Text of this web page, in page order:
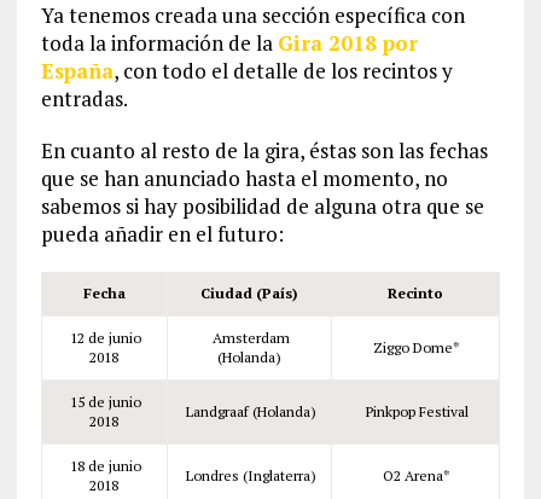
Ya tenemos creada una sección específica con
toda la información de la Gira 2018 por
España, con todo el detalle de los recintos y
entradas.
En cuanto al resto de la gira, éstas son las fechas
que se han anunciado hasta el momento, no
sabemos si hay posibilidad de alguna otra que se
pueda añadir en el futuro:
Fecha Ciudad (País) Recinto
12 de junio
2018
Amsterdam
(Holanda)
Ziggo Dome*
15 de junio
2018
Landgraaf (Holanda) Pinkpop Festival
18 de junio
2018
Londres (Inglaterra) O2 Arena*